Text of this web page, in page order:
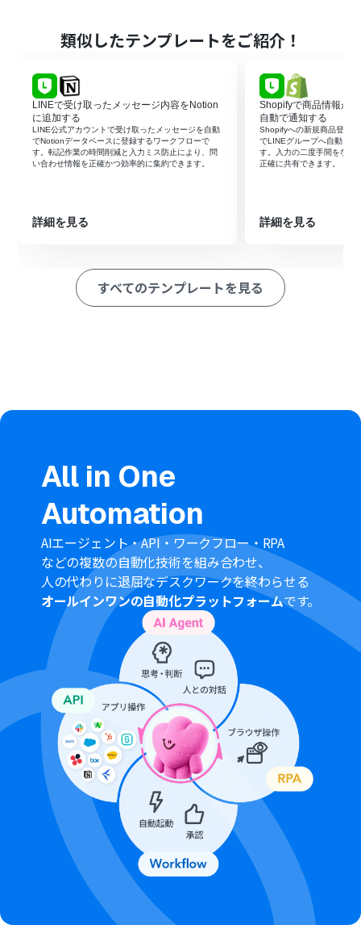
はじめに、freee会計とLINE公式アカウントをYoomと連
携します
次に、トリガーでLINE公式アカウントを選択し、「ユー
ザーからメッセージを受けとったら」というアクションを
設定します
次に、オペレーションでAI機能を選択し、「テキスト抽
最後に、オペレーションでfreee会計の「取引先の作成」
アクションを設定し、抽出した情報を元に新しい取引先を
※「トリガー」：フロー起動のきっかけとなるアクション、「オ
ペレーション」：トリガー起動後、フロー内で処理を行うアク
ップでAIが抽出した値を、取引先情報のどのフィールドに
■注意事項
freee会計、LINE公式アカウントのそれぞれとYoomを連
携してください。
類似したテンプレートをご紹介！
LINEで受け取ったメッセージ内容をNotion
に追加する
LINE公式アカウントで受け取ったメッセージを自動
でNotionデータベースに登録するワークフローで
す。転記作業の時間削減と入力ミス防止により、問
い合わせ情報を正確かつ効率的に集約できます。
詳細を見る
Shopifyで商品情報が
自動で通知する
Shopifyへの新規商品登録
でLINEグループへ自動メ
す。入力の二度手間をなく
正確に共有できます。
詳細を見る
すべてのテンプレートを見る
All in One
Automation
AIエージェント・API・ワークフロー・RPA
などの複数の自動化技術を組み合わせ、
人の代わりに退屈なデスクワークを終わらせる
オールインワンの自動化プラットフォームです。